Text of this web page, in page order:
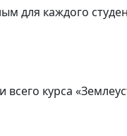
для каждого
курса